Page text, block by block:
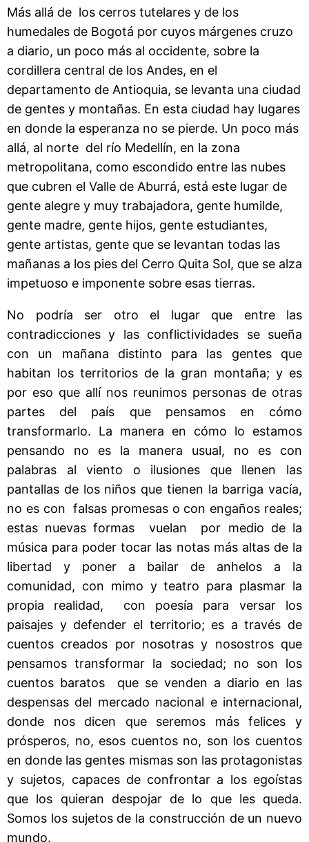
Más allá de los cerros tutelares y de los
humedales de Bogotá por cuyos márgenes cruzo
a diario, un poco más al occidente, sobre la
cordillera central de los Andes, en el
departamento de Antioquia, se levanta una ciudad
de gentes y montañas. En esta ciudad hay lugares
en donde la esperanza no se pierde. Un poco más
allá, al norte del río Medellín, en la zona
metropolitana, como escondido entre las nubes
que cubren el Valle de Aburrá, está este lugar de
gente alegre y muy trabajadora, gente humilde,
gente madre, gente hijos, gente estudiantes,
gente artistas, gente que se levantan todas las
mañanas a los pies del Cerro Quita Sol, que se alza
impetuoso e imponente sobre esas tierras.
No podría ser otro el lugar que entre las
contradicciones y las conflictividades se sueña
con un mañana distinto para las gentes que
habitan los territorios de la gran montaña; y es
por eso que allí nos reunimos personas de otras
partes del país que pensamos en cómo
transformarlo. La manera en cómo lo estamos
pensando no es la manera usual, no es con
palabras al viento o ilusiones que llenen las
pantallas de los niños que tienen la barriga vacía,
no es con falsas promesas o con engaños reales;
estas nuevas formas vuelan por medio de la
música para poder tocar las notas más altas de la
libertad y poner a bailar de anhelos a la
comunidad, con mimo y teatro para plasmar la
propia realidad, con poesía para versar los
paisajes y defender el territorio; es a través de
cuentos creados por nosotras y nosostros que
pensamos transformar la sociedad; no son los
cuentos baratos que se venden a diario en las
despensas del mercado nacional e internacional,
donde nos dicen que seremos más felices y
prósperos, no, esos cuentos no, son los cuentos
en donde las gentes mismas son las protagonistas
y sujetos, capaces de confrontar a los egoístas
que los quieran despojar de lo que les queda.
Somos los sujetos de la construcción de un nuevo
mundo.